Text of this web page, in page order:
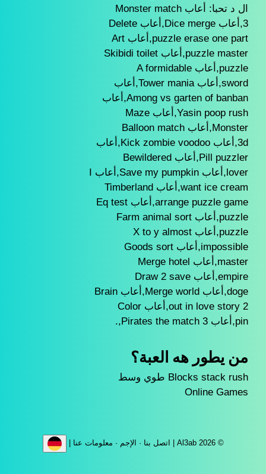
ال د تحبا: أعاب Monster match
3,أعاب Dice merge,أعاب Delete
puzzle erase one part,أعاب Art
puzzle master,أعاب Skibidi toilet
puzzle,أعاب A formidable
sword,أعاب Tower mania,أعاب
Among vs garten of banban,أعاب
Yasin poop rush,أعاب Maze
Monster,أعاب Balloon match
3d,أعاب Kick zombie voodoo,أعاب
Pill puzzler,أعاب Bewildered
lover,أعاب Save my pumpkin,أعاب I
want ice cream,أعاب Timberland
arrange puzzle game,أعاب Eq test
puzzle,أعاب Farm animal sort
puzzle,أعاب X to y almost
impossible,أعاب Goods sort
master,أعاب Merge hotel
empire,أعاب Draw 2 save
doge,أعاب Merge world,أعاب Brain
out in love story 2,أعاب Color
pin,أعاب Pirates the match 3,.
من يطور هه العبة؟
Blocks stack rush طوي وسط
Online Games
© Al3ab 2026 | اتصل بنا · الإجم · معلومات عنا |